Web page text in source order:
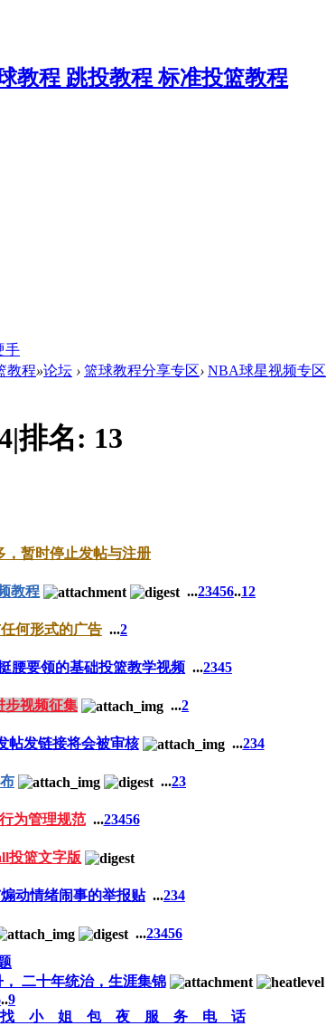
手
教程»论坛 › 篮球教程分享专区› NBA球星视频专区
|排名: 13
，暂时停止发帖与注册
教程 ...23456..12
何形式的广告 ...2
腰要领的基础投篮教学视频 ...2345
步视频征集 ...2
帖发链接将会被审核 ...234
...23
为管理规范 ...23456
投篮文字版
动情绪闹事的举报贴 ...234
...23456
二十年统治，生涯集锦
..9
小 姐 包 夜 服 务 电 话